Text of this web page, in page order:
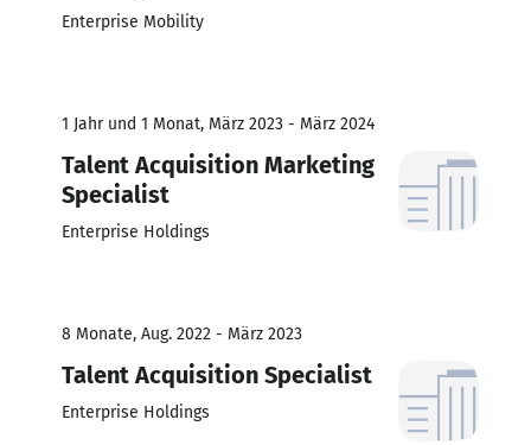
Enterprise Mobility
1 Jahr und 1 Monat, März 2023 - März 2024
Talent Acquisition Marketing
Specialist
Enterprise Holdings
8 Monate, Aug. 2022 - März 2023
Talent Acquisition Specialist
Enterprise Holdings